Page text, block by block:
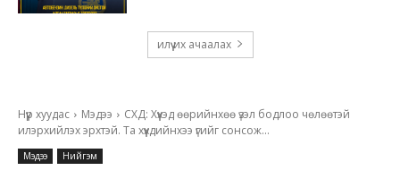
илүү их ачаалах